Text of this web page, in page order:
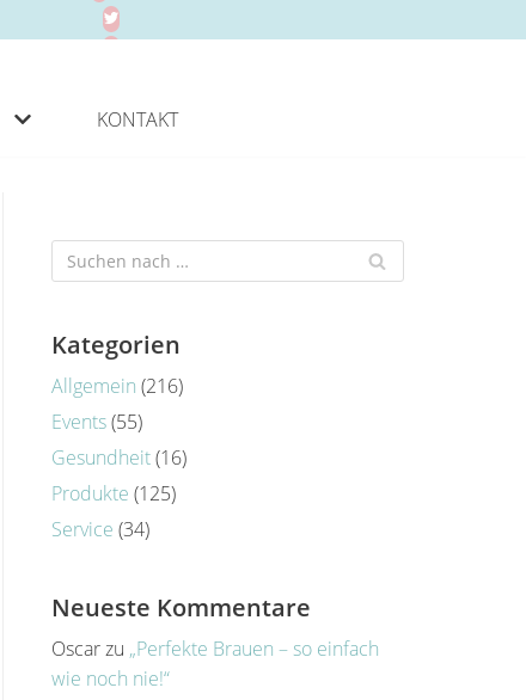
KONTAKT
Kategorien
Allgemein (216)
Events(55)
Gesundheit(16)
Produkte (125)
Service (34)
Neueste Kommentare
Oscarzu „Perfekte Brauen – so einfach
wie noch nie!“